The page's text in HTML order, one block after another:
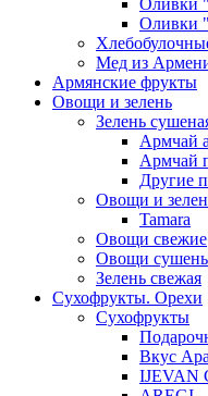
Оливки
Оливки
Мед из
Армянские фрукты
Овощи и зелень
Зелень
Армчай
Армчай
Другие
Овощи и
Tamara
Овощи свежие
Овощи
Зелень свежая
Сухофрукты. Орехи
Сухофрукты
Вкус
IJEVAN